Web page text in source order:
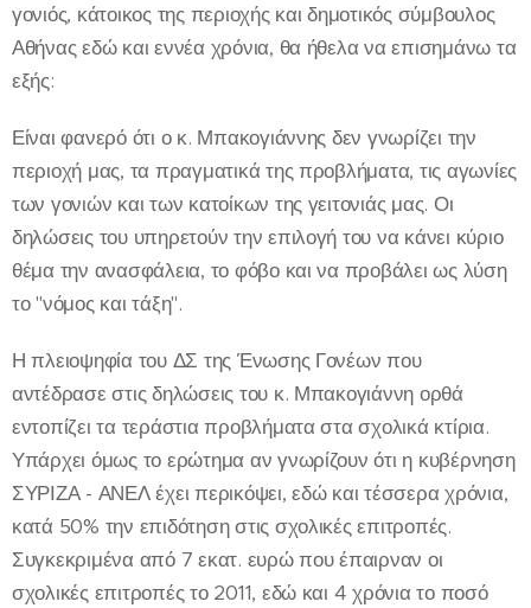
γονιός, κάτοικος της περιοχής και δημοτικός σύμβουλος
Αθήνας εδώ και εννέα χρόνια, θα ήθελα να επισημάνω τα
εξής:
Είναι φανερό ότι ο κ. Μπακογιάννης δεν γνωρίζει την
περιοχή μας, τα πραγματικά της προβλήματα, τις αγωνίες
των γονιών και των κατοίκων της γειτονιάς μας. Οι
δηλώσεις του υπηρετούν την επιλογή του να κάνει κύριο
θέμα την ανασφάλεια, το φόβο και να προβάλει ως λύση
το "νόμος και τάξη".
Η πλειοψηφία του ΔΣ της Ένωσης Γονέων που
αντέδρασε στις δηλώσεις του κ. Μπακογιάννη ορθά
εντοπίζει τα τεράστια προβλήματα στα σχολικά κτίρια.
Υπάρχει όμως το ερώτημα αν γνωρίζουν ότι η κυβέρνηση
ΣΥΡΙΖΑ - ΑΝΕΛ έχει περικόψει, εδώ και τέσσερα χρόνια,
κατά 50% την επιδότηση στις σχολικές επιτροπές.
Συγκεκριμένα από 7 εκατ. ευρώ που έπαιρναν οι
σχολικές επιτροπές το 2011, εδώ και 4 χρόνια το ποσό